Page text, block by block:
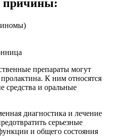
причины:
препараты могут
К ним относятся
средства и оральные
диагностика и лечение
серьезные
и общего состояния